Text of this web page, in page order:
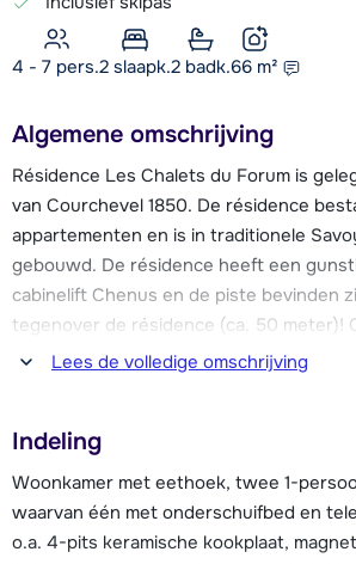
4 - 7 pers.2 slaapk.2 badk.66 m²
Algemene omschrijving
Résidence Les Chalets du Forum is
van Courchevel 1850. De résidence
appartementen en is in traditionele
gebouwd. De résidence heeft een
cabinelift Chenus en de piste bevinden
tegenover de résidence (ca. 50 meter)!
aan de rand van het immense Les Trois
Het dorp Courchevel 1850 biedt een
beschikt over een uitgebreid aanbod
waaronder een schaatsbaan, diverse
restaurants en een skischool.
Lees de volledige omschrijving
Indeling
Woonkamer met eethoek, twee 1-
waarvan één met onderschuifbed en
o.a. 4-pits keramische kookplaat,